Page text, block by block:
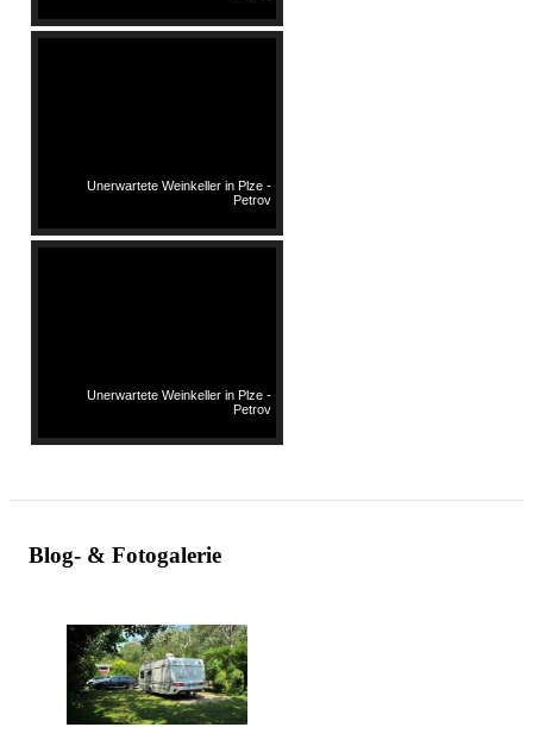
Unerwartete Weinkeller in Plze -
Petrov
Unerwartete Weinkeller in Plze -
Petrov
Blog- & Fotogalerie